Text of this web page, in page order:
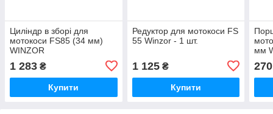
Циліндр в зборі для
мотокоси FS85 (34 мм)
WINZOR
1 283 ₴
Купити
Редуктор для мотокоси FS
55 Winzor - 1 шт.
1 125₴
Купити
мм
270